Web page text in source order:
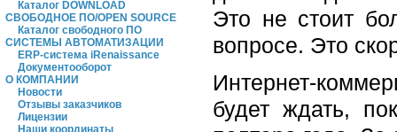
Каталог DOWNLOAD
СВОБОДНОЕ ПО/OPEN SOURCE
Каталог свободного ПО
СИСТЕМЫ АВТОМАТИЗАЦИИ
ERP-система iRenaissance
Документооборот
О КОМПАНИИ
Новости
Отзывы заказчиков
Лицензии
Наши координаты
Это не стоит
вопросе. Это
Интернет-
будет ждать,